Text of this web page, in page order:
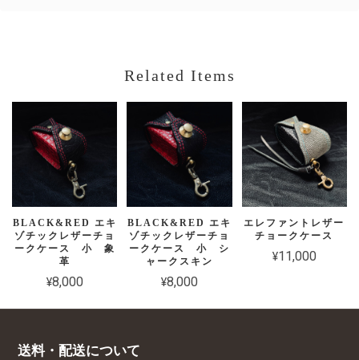
Related Items
BLACK&RED エキ
ゾチックレザーチョ
ークケース 小 象
革
¥8,000
BLACK&RED エキ
ゾチックレザーチョ
ークケース 小 シ
ャークスキン
¥8,000
エレファントレザー
チョークケース
¥11,000
送料・配送について